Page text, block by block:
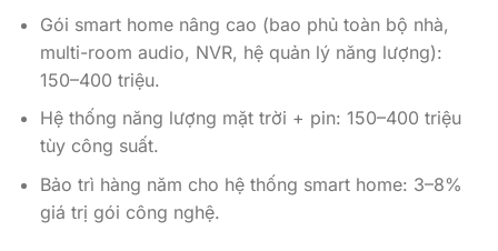
Gói smart home nâng cao (bao phủ toàn bộ nhà,
multi-room audio, NVR, hệ quản lý năng lượng):
150–400 triệu.
Hệ thống năng lượng mặt trời + pin: 150–400 triệu
tùy công suất.
Bảo trì hàng năm cho hệ thống smart home: 3–8%
giá trị gói công nghệ.